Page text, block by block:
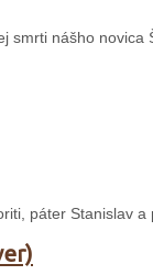
smrti nášho
páter Stanislav